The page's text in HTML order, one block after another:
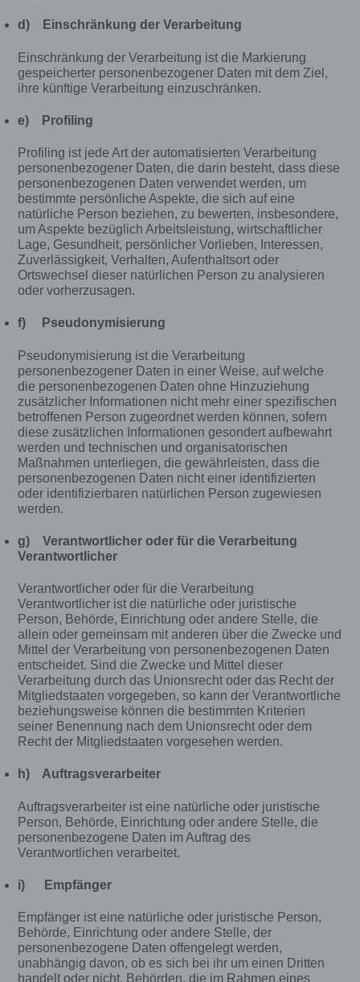
d) Einschränkung der Verarbeitung
Einschränkung der Verarbeitung ist die Markierung
gespeicherter personenbezogener Daten mit dem Ziel,
ihre künftige Verarbeitung einzuschränken.
e) Profiling
Profiling ist jede Art der automatisierten Verarbeitung
personenbezogener Daten, die darin besteht, dass diese
personenbezogenen Daten verwendet werden, um
bestimmte persönliche Aspekte, die sich auf eine
natürliche Person beziehen, zu bewerten, insbesondere,
um Aspekte bezüglich Arbeitsleistung, wirtschaftlicher
Lage, Gesundheit, persönlicher Vorlieben, Interessen,
Zuverlässigkeit, Verhalten, Aufenthaltsort oder
Ortswechsel dieser natürlichen Person zu analysieren
oder vorherzusagen.
f) Pseudonymisierung
Pseudonymisierung ist die Verarbeitung
personenbezogener Daten in einer Weise, auf welche
die personenbezogenen Daten ohne Hinzuziehung
zusätzlicher Informationen nicht mehr einer spezifischen
betroffenen Person zugeordnet werden können, sofern
diese zusätzlichen Informationen gesondert aufbewahrt
werden und technischen und organisatorischen
Maßnahmen unterliegen, die gewährleisten, dass die
personenbezogenen Daten nicht einer identifizierten
oder identifizierbaren natürlichen Person zugewiesen
werden.
g) Verantwortlicher oder für die Verarbeitung
Verantwortlicher
Verantwortlicher oder für die Verarbeitung
Verantwortlicher ist die natürliche oder juristische
Person, Behörde, Einrichtung oder andere Stelle, die
allein oder gemeinsam mit anderen über die Zwecke und
Mittel der Verarbeitung von personenbezogenen Daten
entscheidet. Sind die Zwecke und Mittel dieser
Verarbeitung durch das Unionsrecht oder das Recht der
Mitgliedstaaten vorgegeben, so kann der Verantwortliche
beziehungsweise können die bestimmten Kriterien
seiner Benennung nach dem Unionsrecht oder dem
Recht der Mitgliedstaaten vorgesehen werden.
h) Auftragsverarbeiter
Auftragsverarbeiter ist eine natürliche oder juristische
Person, Behörde, Einrichtung oder andere Stelle, die
personenbezogene Daten im Auftrag des
Verantwortlichen verarbeitet.
i) Empfänger
Empfänger ist eine natürliche oder juristische Person,
Behörde, Einrichtung oder andere Stelle, der
personenbezogene Daten offengelegt werden,
unabhängig davon, ob es sich bei ihr um einen Dritten
handelt oder nicht. Behörden, die im Rahmen eines